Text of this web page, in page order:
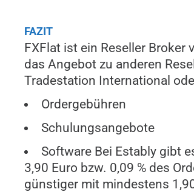
FAZIT
FXFlat ist ein Reseller
das Angebot zu anderen
Tradestation International
Ordergebühren
Schulungsangebote
Software Bei Estably gibt
3,90 Euro bzw. 0,09 % des
günstiger mit mindestens